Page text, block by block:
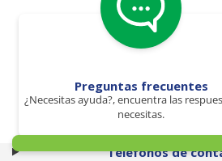
Preguntas frecuentes
¿Necesitas ayuda?, encuentra las
necesitas.
Teléfonos de